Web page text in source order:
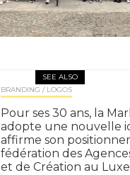
SEE ALSO
BRANDING / LOGOS
Pour ses 30 ans, la
adopte une nouvelle
affirme son
fédération des
et de Création au